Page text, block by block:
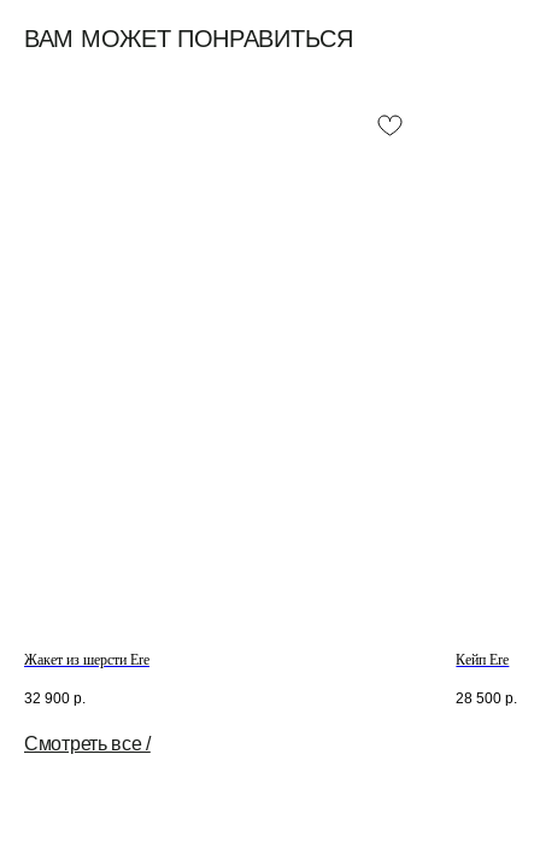
ВАМ МОЖЕТ ПОНРАВИТЬСЯ
Жакет из шерсти Ere
32 900 р.
Кейп Ere
28 500 р.
Смотреть все /